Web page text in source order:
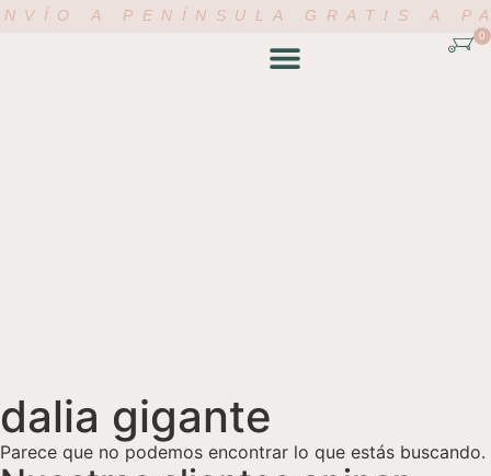
A PENÍNSULA GRATIS A
0
dalia gigante
Parece que no podemos encontrar lo que estás buscando.